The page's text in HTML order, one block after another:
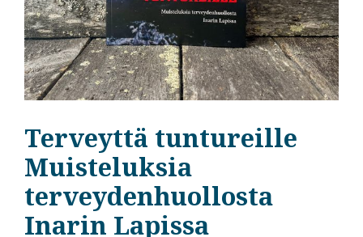
Terveyttä tuntureille
Muisteluksia
terveydenhuollosta
Inarin Lapissa